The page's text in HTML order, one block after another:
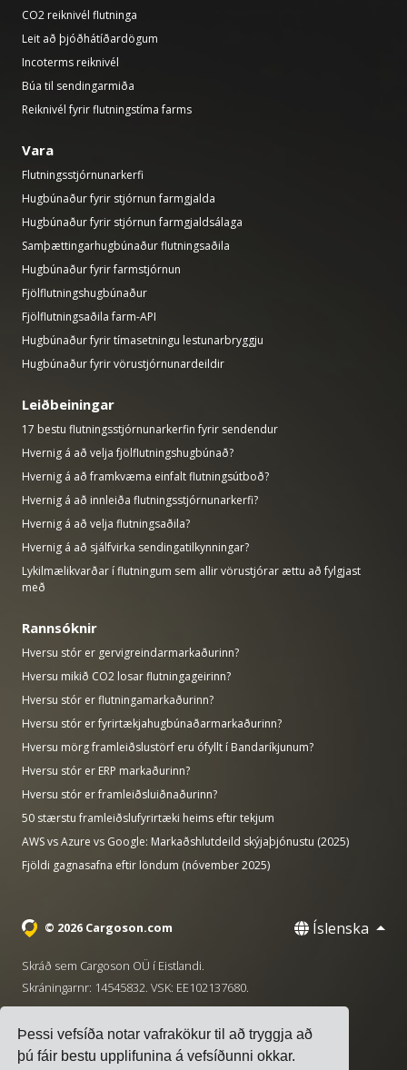
Þessi vefsíða notar vafrakökur til að tryggja að
þú fáir bestu upplifunina á vefsíðunni okkar.
CO2 reiknivél flutninga
Leit að þjóðhátíðardögum
Incoterms reiknivél
Búa til sendingarmiða
Reiknivél fyrir flutningstíma farms
Vara
Flutningsstjórnunarkerfi
Hugbúnaður fyrir stjórnun farmgjalda
Hugbúnaður fyrir stjórnun farmgjaldsálaga
Samþættingarhugbúnaður flutningsaðila
Hugbúnaður fyrir farmstjórnun
Fjölflutningshugbúnaður
Fjölflutningsaðila farm-API
Hugbúnaður fyrir tímasetningu lestunarbryggju
Hugbúnaður fyrir vörustjórnunardeildir
Leiðbeiningar
17 bestu flutningsstjórnunarkerfin fyrir sendendur
Hvernig á að velja fjölflutningshugbúnað?
Hvernig á að framkvæma einfalt flutningsútboð?
Hvernig á að innleiða flutningsstjórnunarkerfi?
Hvernig á að velja flutningsaðila?
Hvernig á að sjálfvirka sendingatilkynningar?
Lykilmælikvarðar í flutningum sem allir vörustjórar ættu að fylgjast
með
Rannsóknir
Hversu stór er gervigreindarmarkaðurinn?
Hversu mikið CO2 losar flutningageirinn?
Hversu stór er flutningamarkaðurinn?
Hversu stór er fyrirtækjahugbúnaðarmarkaðurinn?
Hversu mörg framleiðslustörf eru ófyllt í Bandaríkjunum?
Hversu stór er ERP markaðurinn?
Hversu stór er framleiðsluiðnaðurinn?
50 stærstu framleiðslufyrirtæki heims eftir tekjum
AWS vs Azure vs Google: Markaðshlutdeild skýjaþjónustu (2025)
Fjöldi gagnasafna eftir löndum (nóvember 2025)
© 2026 Cargoson.com Íslenska
Skráð sem Cargoson OÜ í Eistlandi.
Skráningarnr: 14545832. VSK: EE102137680.
+372 5555 0028
· hello@cargoson.com